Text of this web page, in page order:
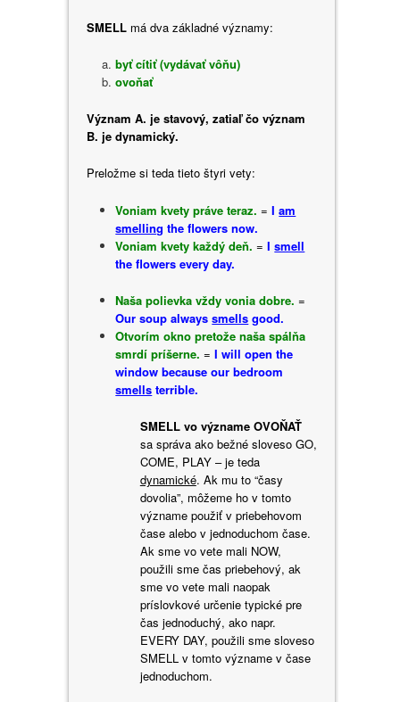
SMELLmá dva základné významy:
byť cítiť (vydávať vôňu)
ovoňať
Význam A. je stavový, zatiaľ čo význam
B. je dynamický.
Preložme si teda tieto štyri vety:
Voniam kvety práve teraz. =Iam
smelling the flowers now.
Voniam kvety každý deň. =Ismell
the flowers every day.
Naša polievka vždy vonia dobre. =
Our soup alwayssmells good.
Otvorím okno pretože naša spálňa
smrdí príšerne. =I will open the
window because our bedroom
smells terrible.
SMELL vo význame OVOŇAŤ
sa správa ako bežné sloveso GO,
COME, PLAY – je teda
dynamické. Ak mu to “časy
dovolia”, môžeme ho v tomto
význame použiť v priebehovom
čase alebo v jednoduchom čase.
Ak sme vo vete mali NOW,
použili sme čas priebehový, ak
sme vo vete mali naopak
príslovkové určenie typické pre
čas jednoduchý, ako napr.
EVERY DAY, použili sme sloveso
SMELL v tomto význame v čase
jednoduchom.